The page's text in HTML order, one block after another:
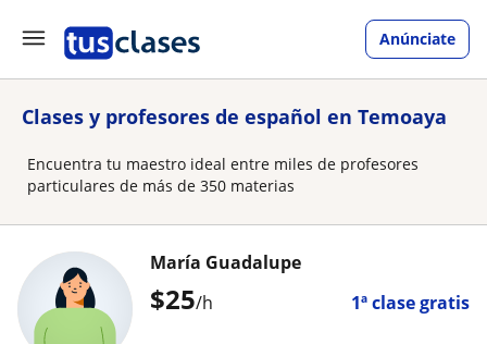
Anúnciate
Clases y profesores de español en Temoaya
Encuentra tu maestro ideal entre miles de profesores
particulares de más de 350 materias
$25/h 1ª clase gratis
María Guadalupe